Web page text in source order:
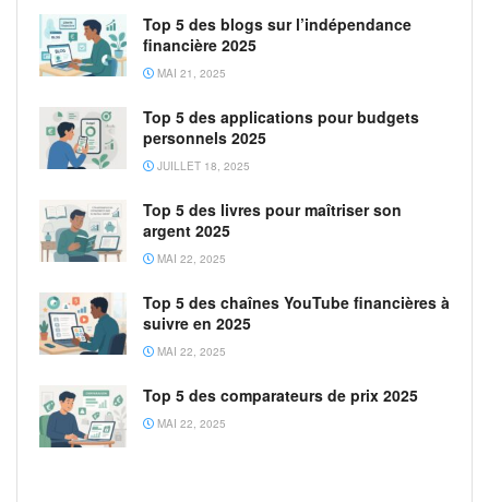
Top 5 des blogs sur l’indépendance
financière 2025
MAI 21, 2025
Top 5 des applications pour budgets
personnels 2025
JUILLET 18, 2025
Top 5 des livres pour maîtriser son
argent 2025
MAI 22, 2025
Top 5 des chaînes YouTube financières à
suivre en 2025
MAI 22, 2025
Top 5 des comparateurs de prix 2025
MAI 22, 2025